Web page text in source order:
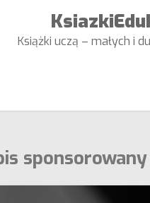
Książki uczą – małych i
sponsorowany